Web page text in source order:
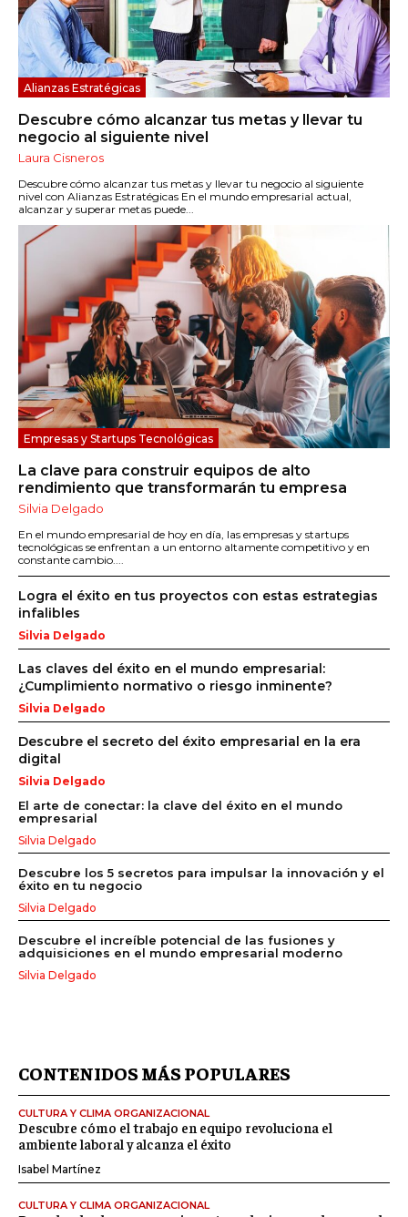
Alianzas Estratégicas
Descubre cómo alcanzar tus metas y llevar tu
negocio al siguiente nivel
Laura Cisneros
Descubre cómo alcanzar tus metas y llevar tu negocio al siguiente
nivel con Alianzas Estratégicas En el mundo empresarial actual,
alcanzar y superar metas puede...
Empresas y Startups Tecnológicas
La clave para construir equipos de alto
rendimiento que transformarán tu empresa
Silvia Delgado
En el mundo empresarial de hoy en día, las empresas y startups
tecnológicas se enfrentan a un entorno altamente competitivo y en
constante cambio....
Logra el éxito en tus proyectos con estas estrategias
infalibles
Silvia Delgado
Las claves del éxito en el mundo empresarial:
¿Cumplimiento normativo o riesgo inminente?
Silvia Delgado
Descubre el secreto del éxito empresarial en la era
digital
Silvia Delgado
El arte de conectar: la clave del éxito en el mundo
empresarial
Silvia Delgado
Descubre los 5 secretos para impulsar la innovación y el
éxito en tu negocio
Silvia Delgado
Descubre el increíble potencial de las fusiones y
adquisiciones en el mundo empresarial moderno
Silvia Delgado
CONTENIDOS MÁS POPULARES
CULTURA Y CLIMA ORGANIZACIONAL
Descubre cómo el trabajo en equipo revoluciona el
ambiente laboral y alcanza el éxito
Isabel Martínez
CULTURA Y CLIMA ORGANIZACIONAL